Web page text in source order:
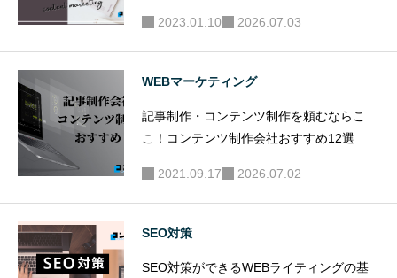
2023.01.10 2026.07.03
WEBマーケティング
記事制作・コンテンツ制作を頼むならこ
こ！コンテンツ制作会社おすすめ12選
2021.09.17 2026.07.02
SEO対策
SEO対策ができるWEBライティングの基